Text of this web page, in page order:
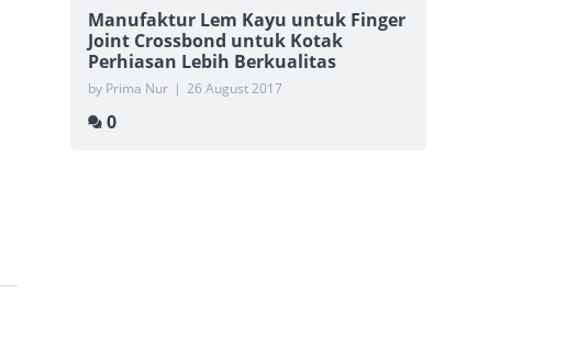
Manufaktur Lem Kayu untuk Finger
Joint Crossbond untuk Kotak
Perhiasan Lebih Berkualitas
by Prima Nur | 26 August 2017
0